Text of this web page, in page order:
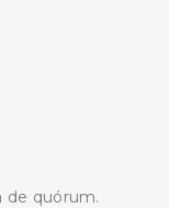
de quórum.